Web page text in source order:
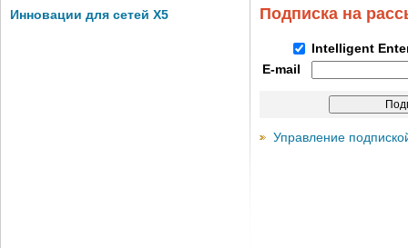
Инновации для сетей X5
Подписка на
Intelligent
E-mail
Управление